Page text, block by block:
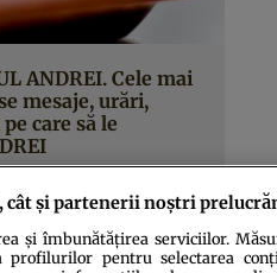
ANDREI. Cele mai
mesaje, urări,
care să le
cât și partenerii noștri
și îmbunătățirea serviciilor.
profilurilor pentru selectarea